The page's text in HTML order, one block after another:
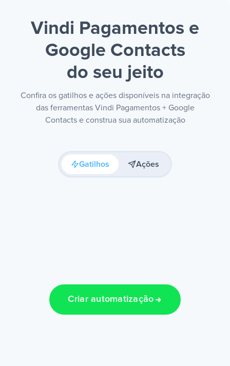
Vindi Pagamentos e
Google Contacts
do seu jeito
Confira os gatilhos e ações disponíveis na integração
das ferramentas Vindi Pagamentos + Google
Contacts e construa sua automatização
Gatilhos Ações
Criar automatização